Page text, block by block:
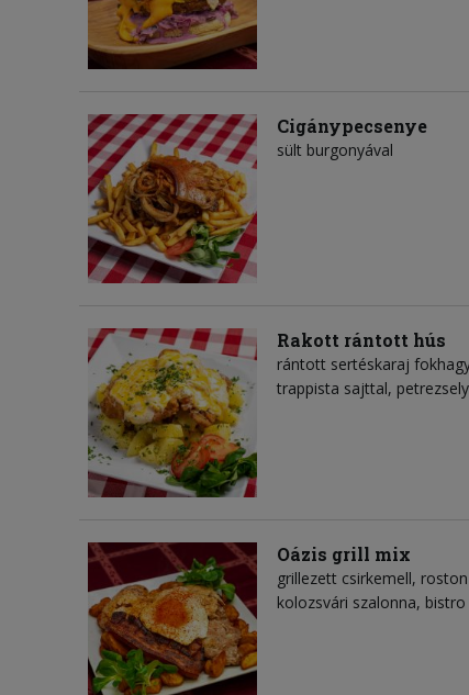
Cigánypecsenye
sült burgonyával
Rakott rántott hús
rántott sertéskaraj
trappista sajttal,
Oázis grill mix
grillezett csirkemell,
kolozsvári szalonna,